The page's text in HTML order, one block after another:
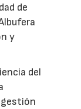
de
y
del
gestión